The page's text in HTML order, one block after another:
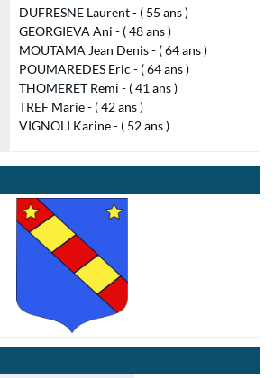
DUFRESNE Laurent - ( 55 ans )
GEORGIEVA Ani - ( 48 ans )
MOUTAMA Jean Denis - ( 64 ans )
POUMAREDES Eric - ( 64 ans )
THOMERET Remi - ( 41 ans )
TREF Marie - ( 42 ans )
VIGNOLI Karine - ( 52 ans )